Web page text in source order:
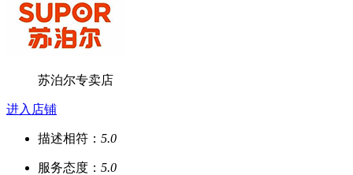
苏泊尔专卖店
进入店铺
描述相符： 5.0
服务态度： 5.0